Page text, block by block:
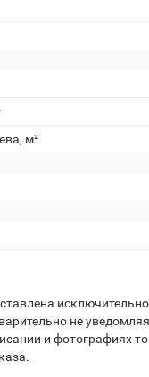
м²
не
и фотографиях